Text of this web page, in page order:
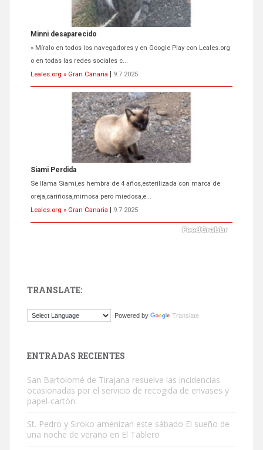
Siami Perdida
Se llama Siami,es hembra de 4 años,esterilizada con marca de
oreja,cariñosa,mimosa pero miedosa,e...
Leales.org » Gran Canaria
9.7.2025
ADOPCIÓN URGENTE GATA TEROR GRAN CANARIA
El ayuntamiento se va a llevar a Los Gatos callejeros de la zona los
próximos días, ella incluida...
Leales.org » Gran Canaria
9.7.2025
Este gato macho ha aparecido en la calle hace menos de un mes,
TRANSLATE:
Powered by Translate
ENTRADAS RECIENTES
San Bartolomé de Tirajana resuelve las incidencias
ocasionadas por el servicio de recogida de envases y
papel-cartón
St. Pedro y Siroko amenizan este sábado El sueño de
una noche de verano en El Tablero